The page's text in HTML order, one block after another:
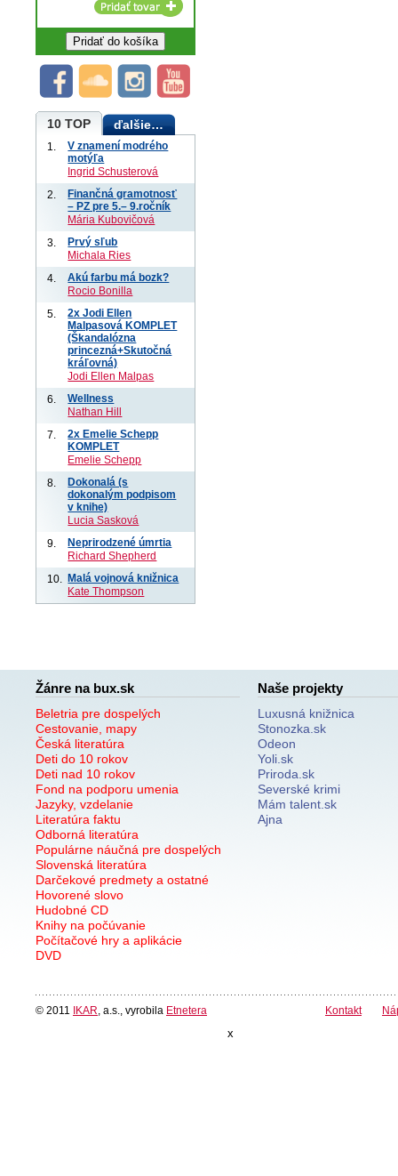
10 TOP ďalšie…
1.
V znamení modrého
motýľa
Ingrid Schusterová
2.
Finančná gramotnosť
– PZ pre 5.– 9.ročník
Mária Kubovičová
3.
Prvý sľub
Michala Ries
4.
Akú farbu má bozk?
Rocio Bonilla
5.
2x Jodi Ellen
Malpasová KOMPLET
(Škandalózna
princezná+Skutočná
kráľovná)
Jodi Ellen Malpas
6.
Wellness
Nathan Hill
7.
2x Emelie Schepp
KOMPLET
Emelie Schepp
8.
Dokonalá (s
dokonalým podpisom
v knihe)
Lucia Sasková
9.
Neprirodzené úmrtia
Richard Shepherd
10.
Malá vojnová knižnica
Kate Thompson
Žánre na bux.sk
Beletria pre dospelých
Cestovanie, mapy
Česká literatúra
Deti do 10 rokov
Deti nad 10 rokov
Fond na podporu umenia
Jazyky, vzdelanie
Literatúra faktu
Odborná literatúra
Populárne náučná pre dospelých
Slovenská literatúra
Darčekové predmety a ostatné
Hovorené slovo
Hudobné CD
Knihy na počúvanie
Počítačové hry a aplikácie
DVD
Naše projekty
Luxusná knižnica
Stonozka.sk
Odeon
Yoli.sk
Priroda.sk
Severské krimi
Mám talent.sk
Ajna
© 2011 IKAR , a.s., vyrobila Etnetera Kontakt
x